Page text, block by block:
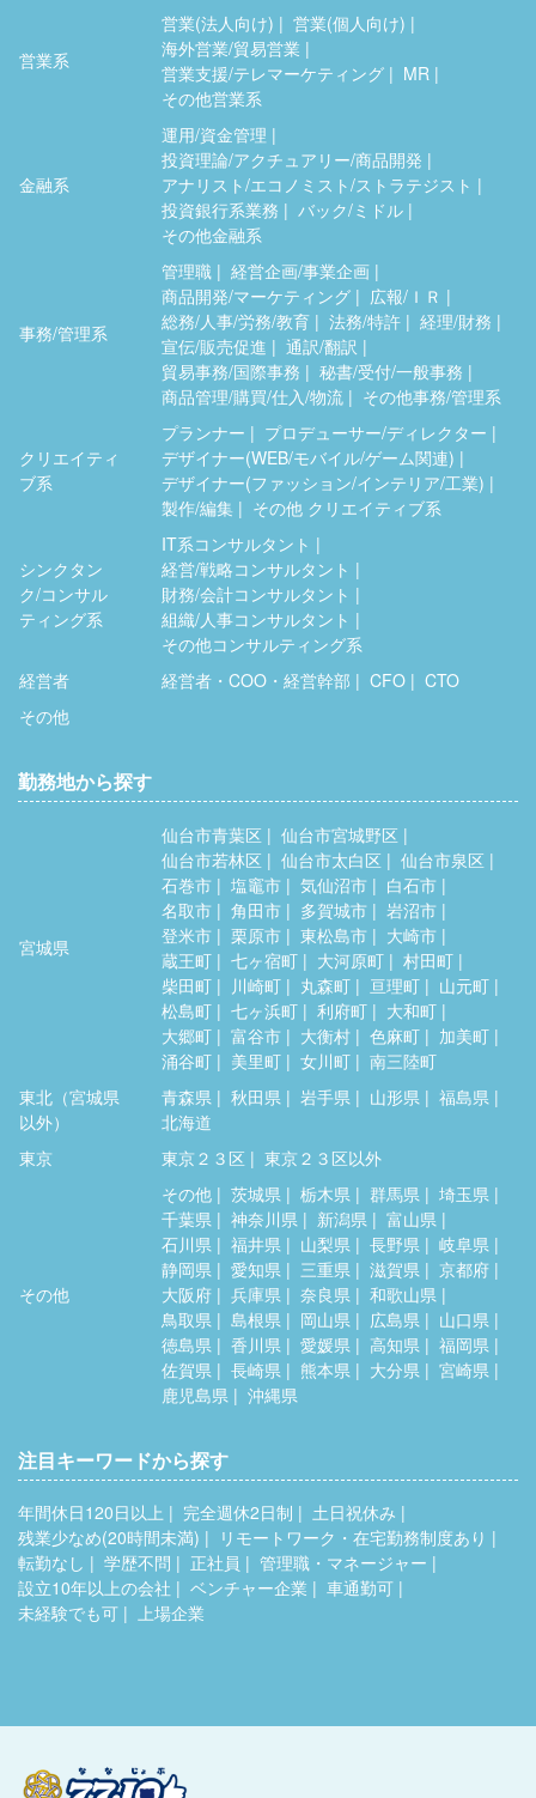
営業系
営業(法人向け)
営業(個人向け)
海外営業/貿易営業
営業支援/テレマーケティング
MR
その他営業系
金融系
運用/資金管理
投資理論/アクチュアリー/商品開発
アナリスト/エコノミスト/ストラテジスト
投資銀行系業務
バック/ミドル
その他金融系
事務/管理系
管理職
経営企画/事業企画
商品開発/マーケティング
広報/ＩＲ
総務/人事/労務/教育
法務/特許
経理/財務
宣伝/販売促進
通訳/翻訳
貿易事務/国際事務
秘書/受付/一般事務
商品管理/購買/仕入/物流
その他事務/管理系
クリエイティ
ブ系
プランナー
プロデューサー/ディレクター
デザイナー(WEB/モバイル/ゲーム関連)
デザイナー(ファッション/インテリア/工業)
製作/編集
その他 クリエイティブ系
シンクタン
ク/コンサル
ティング系
IT系コンサルタント
経営/戦略コンサルタント
財務/会計コンサルタント
組織/人事コンサルタント
その他コンサルティング系
経営者
経営者・COO・経営幹部 CFO
CTO
その他
勤務地から探す
宮城県
仙台市青葉区
仙台市宮城野区
仙台市若林区
仙台市太白区
仙台市泉区
石巻市
塩竈市 気仙沼市
白石市
名取市
角田市 多賀城市
岩沼市
登米市
栗原市 東松島市
大崎市
蔵王町
七ヶ宿町 大河原町
村田町
柴田町
川崎町 丸森町 亘理町
山元町
松島町
七ヶ浜町 利府町
大和町
大郷町
富谷市 大衡村 色麻町
加美町
涌谷町
美里町 女川町
南三陸町
東北（宮城県
以外）
青森県 秋田県 岩手県 山形県
福島県
北海道
東京
東京２３区 東京２３区以外
その他
その他 茨城県 栃木県 群馬県
埼玉県
千葉県
神奈川県 新潟県
富山県
石川県
福井県 山梨県 長野県
岐阜県
静岡県
愛知県 三重県 滋賀県
京都府
大阪府
兵庫県 奈良県
和歌山県
鳥取県
島根県 岡山県 広島県
山口県
徳島県
香川県 愛媛県 高知県
福岡県
佐賀県
長崎県 熊本県 大分県
宮崎県
鹿児島県
沖縄県
注目キーワードから探す
年間休日120日以上 完全週休2日制
土日祝休み
残業少なめ(20時間未満)
リモートワーク・在宅勤務制度あり
転勤なし
学歴不問 正社員
管理職・マネージャー
設立10年以上の会社
ベンチャー企業
車通勤可
未経験でも可
上場企業